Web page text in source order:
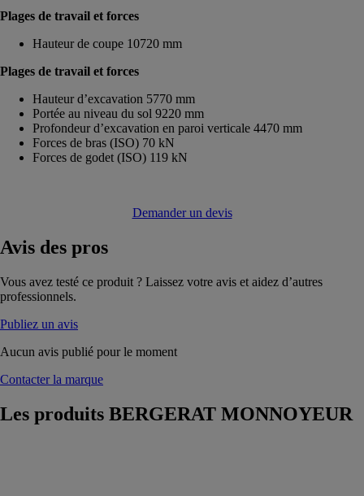
Plages de travail et forces
Hauteur de coupe 10720 mm
Plages de travail et forces
Hauteur d’excavation 5770 mm
Portée au niveau du sol 9220 mm
Profondeur d’excavation en paroi verticale 4470 mm
Forces de bras (ISO) 70 kN
Forces de godet (ISO) 119 kN
Demander un devis
Avis des pros
Vous avez testé ce produit ? Laissez votre avis et aidez d’autres
professionnels.
Publiez un avis
Aucun avis publié pour le moment
Contacter la marque
Les produits BERGERAT MONNOYEUR